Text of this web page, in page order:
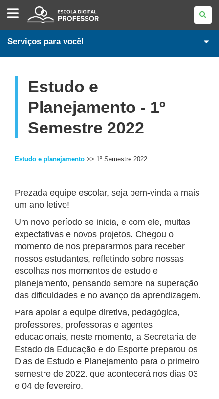
ESCOLA
DIGITAL
-
PROFESSORES
Serviços para você!
Estudo e
Planejamento - 1º
Semestre 2022
Estudo e planejamento >> 1º Semestre 2022
Prezada equipe escolar, seja bem-vinda a mais
um ano letivo!
Um novo período se inicia, e com ele, muitas
expectativas e novos projetos. Chegou o
momento de nos prepararmos para receber
nossos estudantes, refletindo sobre nossas
escolhas nos momentos de estudo e
planejamento, pensando sempre na superação
das dificuldades e no avanço da aprendizagem.
Para apoiar a equipe diretiva, pedagógica,
professores, professoras e agentes
educacionais, neste momento, a Secretaria de
Estado da Educação e do Esporte preparou os
Dias de Estudo e Planejamento para o primeiro
semestre de 2022, que acontecerá nos dias 03
e 04 de fevereiro.